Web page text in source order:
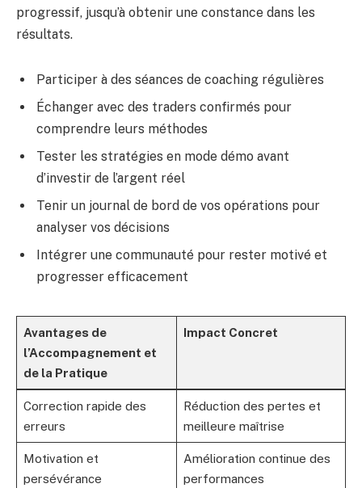
progressif, jusqu’à obtenir une constance dans les
résultats.
Participer à des séances de coaching régulières
Échanger avec des traders confirmés pour
comprendre leurs méthodes
Tester les stratégies en mode démo avant
d’investir de l’argent réel
Tenir un journal de bord de vos opérations pour
analyser vos décisions
Intégrer une communauté pour rester motivé et
progresser efficacement
Avantages de
l’Accompagnement et
de la Pratique
Impact Concret
Correction rapide des
erreurs
Réduction des pertes et
meilleure maîtrise
Motivation et
persévérance
Amélioration continue des
performances